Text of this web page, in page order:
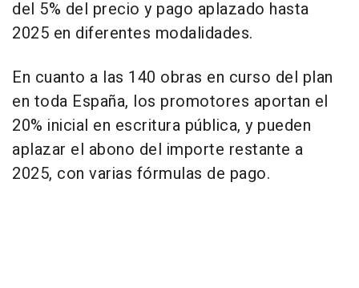
del 5% del precio y pago aplazado hasta
2025 en diferentes modalidades.
En cuanto a las 140 obras en curso del plan
en toda España, los promotores aportan el
20% inicial en escritura pública, y pueden
aplazar el abono del importe restante a
2025, con varias fórmulas de pago.